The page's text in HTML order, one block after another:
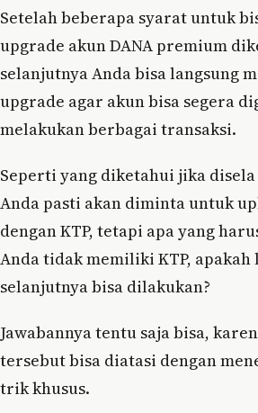
Setelah beberapa syarat untuk
upgrade akun DANA premium
selanjutnya Anda bisa langsung
upgrade agar akun bisa segera
melakukan berbagai transaksi.
Seperti yang diketahui jika
Anda pasti akan diminta untuk
dengan KTP, tetapi apa yang
Anda tidak memiliki KTP, apakah
selanjutnya bisa dilakukan?
Jawabannya tentu saja bisa,
tersebut bisa diatasi dengan
trik khusus.